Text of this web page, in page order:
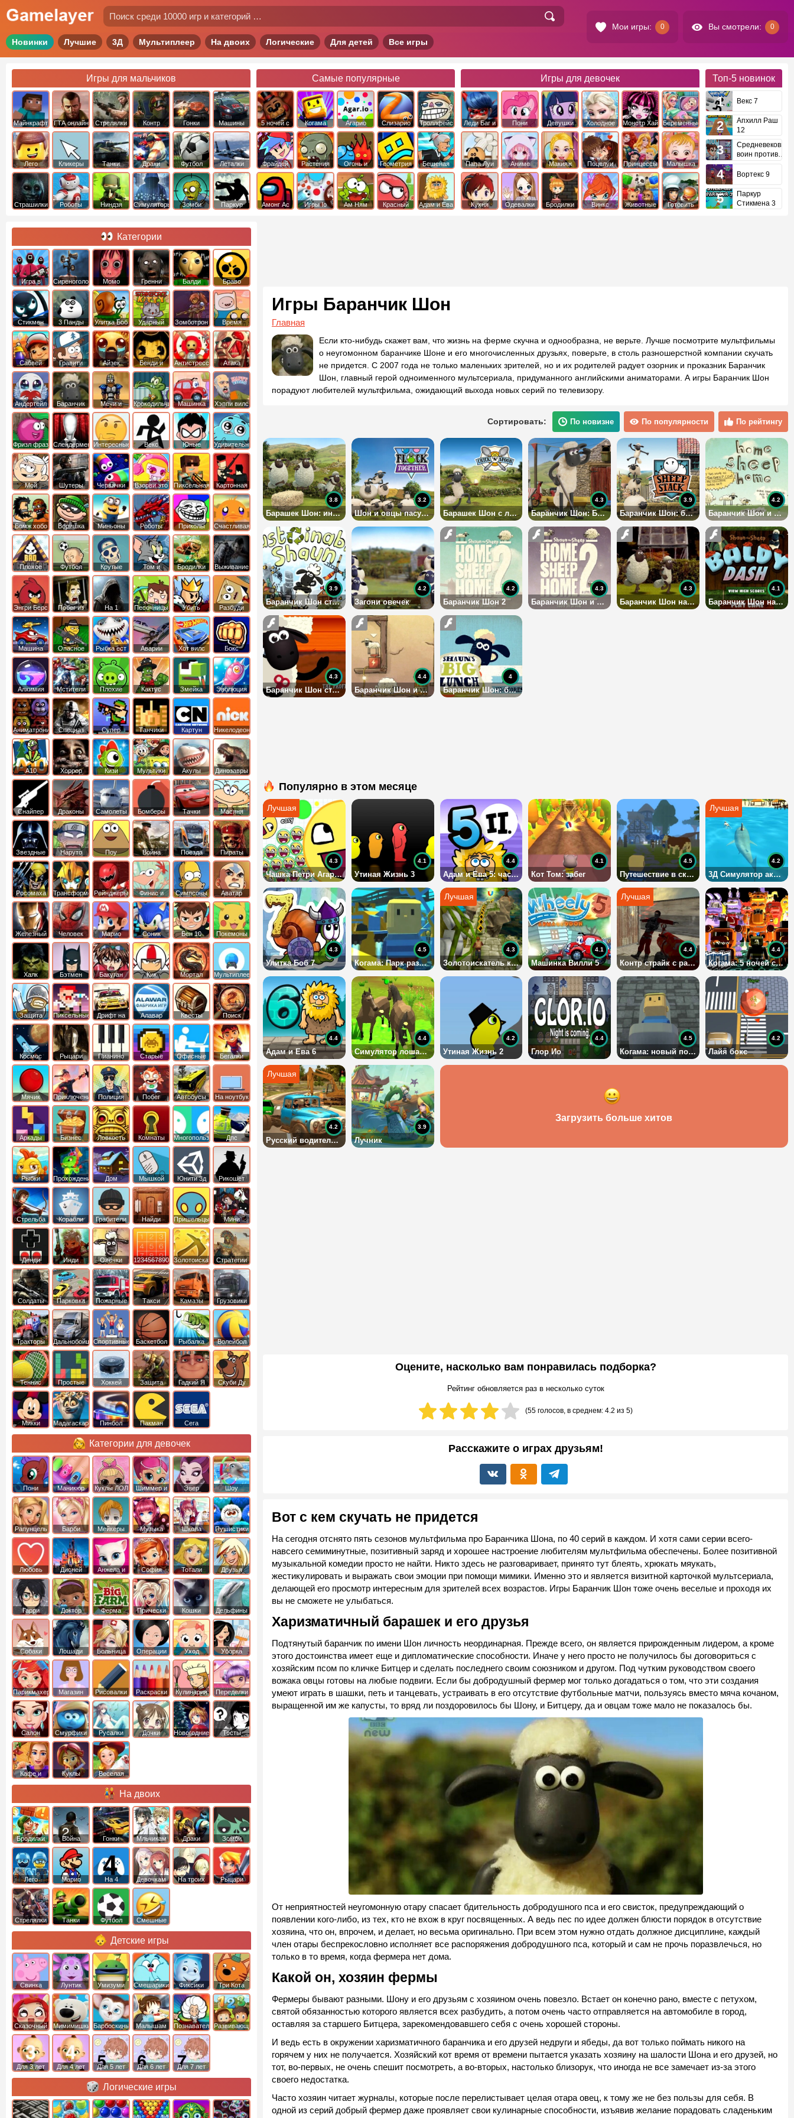
Мои игры: 0 Вы смотрели: 0
Новинки Лучшие 3Д Мультиплеер На двоих Логические Для детей Все игры
Игры для мальчиков
Майнкрафт ГТА онлайн Стрелялки
Контр
Страйк
Гонки Машины
Лего Кликеры Танки Драки Футбол Леталки
Страшилки Роботы Ниндзя Симуляторы Зомби Паркур
Самые популярные
5 ночей с
фредди
Когама Агарио Слизарио
Троллфейс
квест
Фрайдей
Найт
Фанкин
Растения
против
Зомби
Огонь и
Вода
Геометрия
Даш
Бешеная
бабка
сбежала из
психушки
Амонг Ас Игры Io Ам Ням
Красный
Адам и Ева
Игры для девочек
Леди Баг и
Супер Кот
Пони
Дружба это
Девушки
Эквестрии
Холодное
Сердце
Монстр Хай Беременные
Папа Луи Аниме Макияж Поцелуи
Принцессы
Диснея
Малышка
Хейзел
Кухня
Одевалки Бродилки Винкс Животные
Готовить
Топ-5 новинок
Векс 7
Апхилл Раш
12
Средневековый
воин против
Вортекс 9
Паркур
Стикмена 3
Игры Баранчик Шон
Главная
Если кто-нибудь скажет вам, что жизнь на ферме скучна и однообразна, не верьте. Лучше посмотрите мультфильмы
о неугомонном баранчике Шоне и его многочисленных друзьях, поверьте, в столь разношерстной компании скучать
не придется. С 2007 года не только маленьких зрителей, но и их родителей радует озорник и проказник Баранчик
Шон, главный герой одноименного мультсериала, придуманного английскими аниматорами. А игры Баранчик Шон
порадуют любителей мультфильма, ожидающий выхода новых серий по телевизору.
Сортировать: По новизне По популярности По рейтингу
Барашек Шон: инопланетная легкая атлетика
3.8
Шон и овцы пасутся вместе
3.2
Барашек Шон с ложкой и цыпленком Баранчик Шон: Баахми Гольф
4.3
Баранчик Шон: башня из овец
3.9
Баранчик Шон и овечки 1
4.2
Баранчик Шон строит город
3.9
Загони овечек
4.2
Баранчик Шон 2
4.2
Баранчик Шон и овечки в космосе
4.3
Баранчик Шон на олимпийских играх
4.3
Баранчик Шон на ферме
4.1
Баранчик Шон стрижет овечек
4.3
Баранчик Шон и овечки в подземелье
4.4
Баранчик Шон: большой пикник
4
Популярно в этом месяце
Чашка Петри Агарио
4.3
Утиная Жизнь 3
4.1
Адам и Ева 5: часть 2
4.4
Кот Том: забег
4.1
Путешествие в сказку
4.5
3Д Симулятор акулы
4.2
Улитка Боб 7
4.3
Когама: Парк развлечений
4.5
Золотоискатель как Сабвей Серф
4.3
Машинка Вилли 5
4.1
Контр страйк с разным оружием
4.4
Когама: 5 ночей с Фредди
4.4
Адам и Ева 6
4.4
Симулятор лошади 3D
4.4
Утиная Жизнь 2
4.2
Глор Ио
4.4
Когама: новый побег из тюрьмы
4.5
Лайя бокс
4.2
Русский водитель 3: Зил 130
4.2
Лучник
3.9
Загрузить больше хитов
Оцените, насколько вам понравилась подборка?
Рейтинг обновляется раз в несколько суток
(55 голосов, в среднем: 4.2 из 5)
Расскажите о играх друзьям!
Вот с кем скучать не придется
На сегодня отснято пять сезонов мультфильма про Баранчика Шона, по 40 серий в каждом. И хотя сами серии всего-
навсего семиминутные, позитивный заряд и хорошее настроение любителям мультфильма обеспечены. Более позитивной
музыкальной комедии просто не найти. Никто здесь не разговаривает, принято тут блеять, хрюкать мяукать,
жестикулировать и выражать свои эмоции при помощи мимики. Именно это и является визитной карточкой мультсериала,
делающей его просмотр интересным для зрителей всех возрастов. Игры Баранчик Шон тоже очень веселые и проходя их
вы не сможете не улыбаться.
Харизматичный барашек и его друзья
Подтянутый баранчик по имени Шон личность неординарная. Прежде всего, он является прирожденным лидером, а кроме
этого достоинства имеет еще и дипломатические способности. Иначе у него просто не получилось бы договориться с
хозяйским псом по кличке Битцер и сделать последнего своим союзником и другом. Под чутким руководством своего
вожака овцы готовы на любые подвиги. Если бы добродушный фермер мог только догадаться о том, что эти создания
умеют играть в шашки, петь и танцевать, устраивать в его отсутствие футбольные матчи, пользуясь вместо мяча кочаном,
выращенной им же капусты, то вряд ли поздоровилось бы Шону, и Битцеру, да и овцам тоже мало не показалось бы.
От неприятностей неугомонную отару спасает бдительность добродушного пса и его свисток, предупреждающий о
появлении кого-либо, из тех, кто не вхож в круг посвященных. А ведь пес по идее должен блюсти порядок в отсутствие
хозяина, что он, впрочем, и делает, но весьма оригинально. При всем этом нужно отдать должное дисциплине, каждый
член отары беспрекословно исполняет все распоряжения добродушного пса, который и сам не прочь поразвлечься, но
только в то время, когда фермера нет дома.
Какой он, хозяин фермы
Фермеры бывают разными. Шону и его друзьям с хозяином очень повезло. Встает он конечно рано, вместе с петухом,
святой обязанностью которого является всех разбудить, а потом очень часто отправляется на автомобиле в город,
оставляя за старшего Битцера, зарекомендовавшего себя с очень хорошей стороны.
И ведь есть в окружении харизматичного баранчика и его друзей недруги и ябеды, да вот только поймать никого на
горячем у них не получается. Хозяйский кот время от времени пытается указать хозяину на шалости Шона и его друзей, но
тот, во-первых, не очень спешит посмотреть, а во-вторых, настолько близорук, что иногда не все замечает из-за этого
своего недостатка.
Часто хозяин читает журналы, которые после перелистывает целая отара овец, к тому же не без пользы для себя. В
одной из серий добрый фермер даже проявляет свои кулинарные способности, изъявив желание порадовать сладеньким
Категории
Игра в
Кальмара
Сиреноголовый Момо Гренни Балди
Браво
Старс
Стикмен 3 Панды Улитка Боб
Ударный
отряд котят
Зомботрон
Время
Приключений
Сабвей
Серф
Гравити
Фолз
Айзек
Бенди и
Чернильная
машина
Антистресс
Атака
Титанов
Андертейл
Баранчик
Шон
Мечи и
Сандали
Крокодильчик
Свомпи
Машинка
Вилли
Хэппи вилс
Фризл фраз Слендермен Интересные Векс
Юные
титаны
вперед
Удивительный
мир
Гамбола
Мой
шумный
дом
Шутеры Червячки Взорви это
Пиксельная
война
Картонная
башка
Бомж хобо
Воришка
боб
Миньоны
Роботы
динозавры
Приколы
Счастливая
обезьянка
Плохое
мороженое
Футбол
головами
Крутые
Том и
джерри
Бродилки
Приключения
Выживание
Энгри Берс
Побег из
тюрьмы
На 1 Песочницы
Убить
короля
Разбуди
коробку
Машина
ест
машину
Опасное
оружие
Рыбка ест
рыбку
Аварии
машин
Хот вилс Бокс
Алхимия Мстители
Плохие
свинки
Кактус
маккой
Змейка Эволюция
Аниматроники Спецназ
Супер
бойцы
Танчики
Картун
нетворк
Никелодеон
А10 Хоррор Кизи Мультики Акулы Динозавры
Снайпер Драконы Самолеты Бомберы Тачки Масяня
Звездные
войны
Наруто Поу Война Поезда
Пираты
Карибского
Моря
Росомаха ТрансформерыРейнджеры
Самураи
Финис и
Ферб
Симпсоны
Аватар
легенда об
Аанге
Железный
человек
Человек
Паук
Марио Соник Бен 10 Покемоны
Халк Бэтмен Бакуган
Кик
Бутовский
Мортал
комбат
Мультиплеер
Защита
королевства
Пиксельные
Дрифт на
машинах
Алавар Квесты
Поиск
предметов
Космос Рыцари Пианино Старые Офисные Бегалки
Мячик Приключения Полиция Побег Автобусы На ноутбук
Аркады
Бизнес
симуляторы
Ловкость Комнаты Многопользовательские
Дпс
Рыбки Прохождение Дом Мышкой Юнити 3д Рикошет
Cтрельба
из лука
Корабли Грабители
Найди
выход
Пришельцы Мини
Денди Инди
Овечки
идут домой
1234567890 ЗолотоискательСтратегии
Солдаты
Парковка
машин
Пожарные
машины
Такси Камазы Грузовики
Тракторы ДальнобойщикиСпортивные Баскетбол Рыбалка Волейбол
Теннис Простые Хоккей
Защита
башни
Гадкий Я Скуби Ду
Микки
Мадагаскар Пинбол Пакман Сега
Категории для девочек
Пони
креатор
Маникюр Куклы ЛОЛ
Шиммер и
Шайн
Эвер
Афтер Хай
Шоу
дельфинов
Рапунцель Барби Мейкеры Музыка Школа Пушистики
Любовь Дисней
Анжела и
том
София
Прекрасная
Тотали
Спайс
Друзья
ангелов
Гарри
Поттер
Доктор
Плюшева
Ферма Прически Кошки Дельфины
Собаки Лошади Больница Операции Уход Уборка
Парикмахер Магазин Рисовалки Раскраски Кулинария Переделки
Салон Смурфики Русалки Дочки Новогодние Тесты
Кафе и
Куклы
Веселая
На двоих
Бродилки Война Гонки Мльчикам Драки Зомби
Лего Марио На 4 Девочкам На троих Рыцари
Стрелялки Танки Футбол Смешные
Детские игры
Свинка
Пеппа
Лунтик Умизуми Смешарики Фиксики Три Кота
Сказочный
патруль
Мимимишки Барбоскины Малышам ПознавательныеРазвивающие
Для 3 лет Для 4 лет Для 5 лет Для 6 лет Для 7 лет
Логические игры